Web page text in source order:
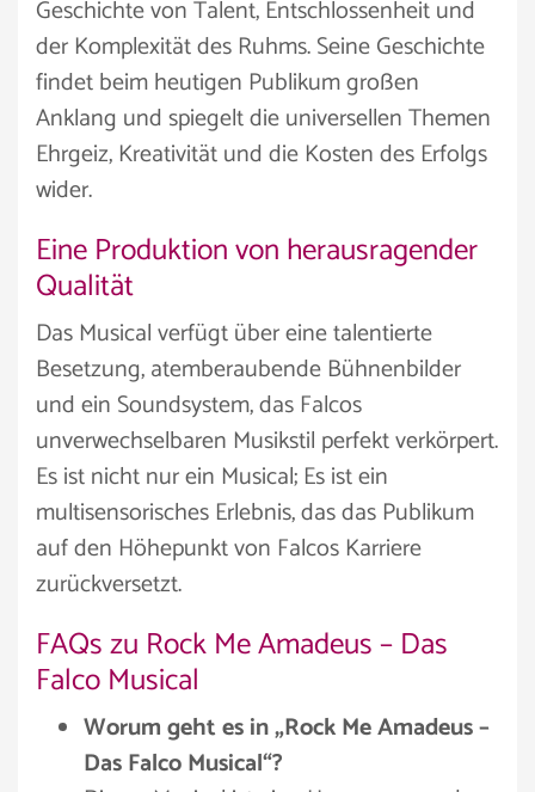
Geschichte von Talent, Entschlossenheit und
der Komplexität des Ruhms. Seine Geschichte
findet beim heutigen Publikum großen
Anklang und spiegelt die universellen Themen
Ehrgeiz, Kreativität und die Kosten des Erfolgs
wider.
Eine Produktion von herausragender
Qualität
Das Musical verfügt über eine talentierte
Besetzung, atemberaubende Bühnenbilder
und ein Soundsystem, das Falcos
unverwechselbaren Musikstil perfekt verkörpert.
Es ist nicht nur ein Musical; Es ist ein
multisensorisches Erlebnis, das das Publikum
auf den Höhepunkt von Falcos Karriere
zurückversetzt.
FAQs zu Rock Me Amadeus – Das
Falco Musical
Worum geht es in „Rock Me Amadeus –
Das Falco Musical“?